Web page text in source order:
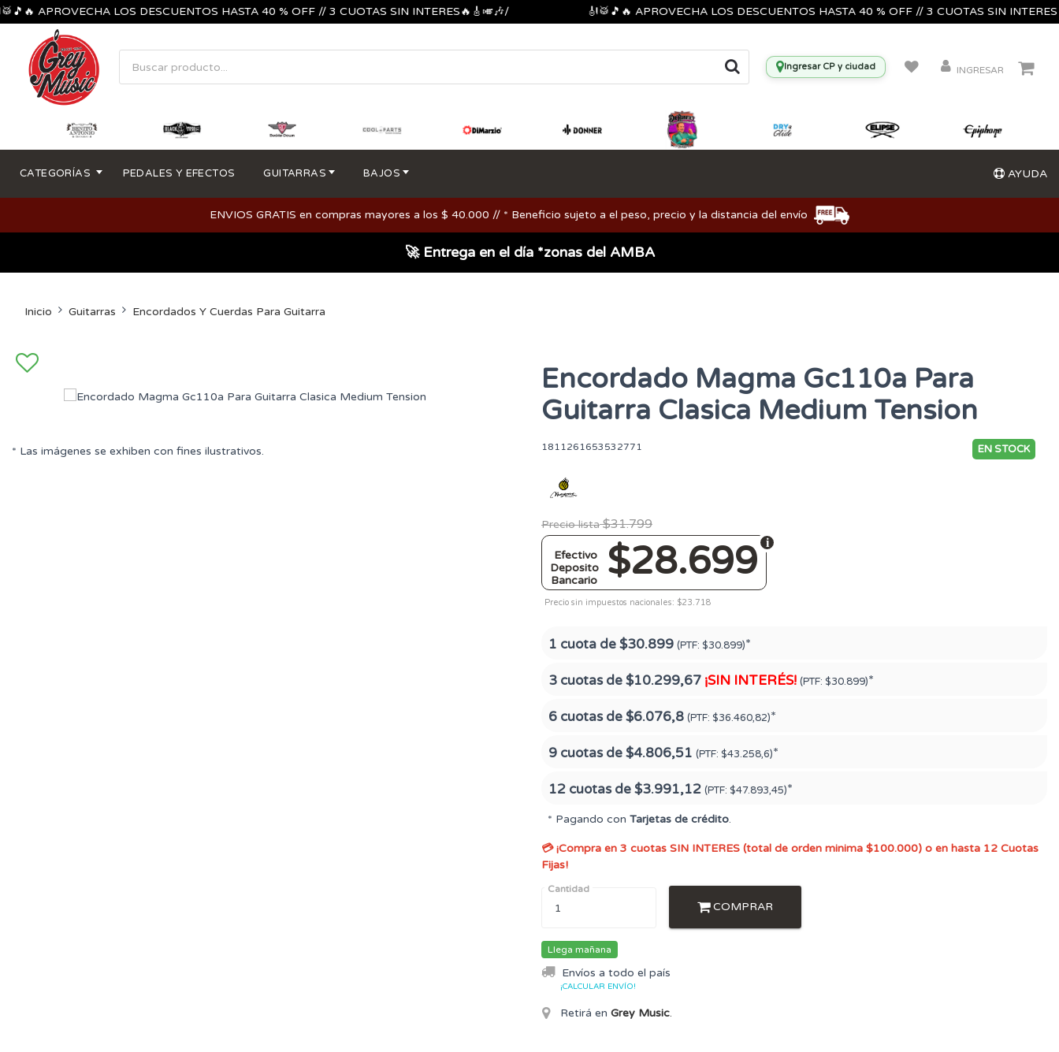
APROVECHA LOS DESCUENTOS HASTA 40 % OFF // 3 CUOTAS SIN INTERES🔥🎸🎺🎶/ 🎻🥁🎵🔥 APROVECHA LOS DESCUENTOS HASTA 40 % OFF // 3 CUOTAS SIN
Ingresar CP y ciudad INGRESAR
CATEGORÍAS PEDALES Y EFECTOS GUITARRAS BAJOS AYUDA
ENVIOS GRATIS en compras mayores a los $ 40.000 // * Beneficio sujeto a el peso, precio y la distancia del envío
🚀 Entrega en el día *zonas del AMBA
Inicio Guitarras Encordados Y Cuerdas Para Guitarra
* Las imágenes se exhiben con fines ilustrativos.
Encordado Magma Gc110a Para
Guitarra Clasica Medium Tension
1811261653532771 EN STOCK
Precio lista $31.799
$28.699
Efectivo
Deposito
Bancario
Precio sin impuestos nacionales: $23.718
1 cuota de$30.899 (PTF: $30.899)*
3 cuotas de$10.299,67 ¡SIN INTERÉS! (PTF: $30.899)*
6 cuotas de$6.076,8 (PTF: $36.460,82)*
9 cuotas de$4.806,51 (PTF: $43.258,6)*
12 cuotas de$3.991,12 (PTF: $47.893,45)*
* Pagando con Tarjetas de crédito.
💳 ¡Compra en 3 cuotas SIN INTERES (total de orden minima $100.000) o en hasta 12 Cuotas
Fijas!
Cantidad
COMPRAR
Llega mañana
Envíos a todo el país
¡CALCULAR ENVÍO!
Retirá en Grey Music.